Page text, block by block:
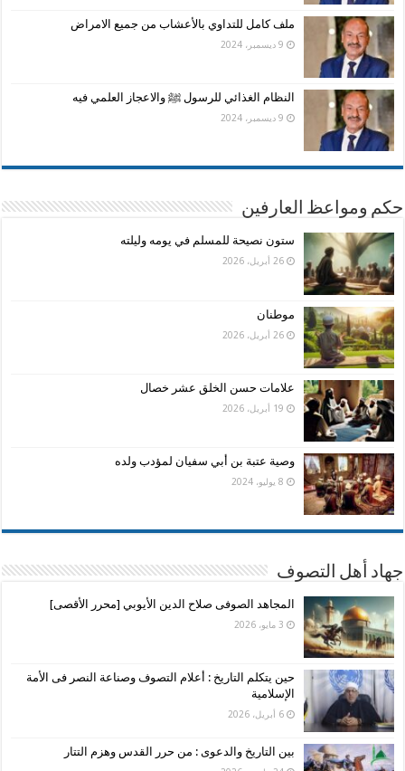
ملف كامل للتداوي بالأعشاب من جميع الامراض
9 ديسمبر، 2024
النظام الغذائي للرسول ﷺ والاعجاز العلمي فيه
9 ديسمبر، 2024
حكم ومواعظ العارفين
ستون نصيحة للمسلم في يومه وليلته
26 أبريل، 2026
موطنان
26 أبريل، 2026
علامات حسن الخلق عشر خصال
19 أبريل، 2026
وصية عتبة بن أبي سفيان لمؤدب ولده
8 يوليو، 2024
جهاد أهل التصوف
المجاهد الصوفى صلاح الدين الأيوبي [محرر الأقصى]
3 مايو، 2026
حين يتكلم التاريخ : أعلام التصوف وصناعة النصر فى الأمة
الإسلامية
6 أبريل، 2026
بين التاريخ والدعوى : من حرر القدس وهزم التتار